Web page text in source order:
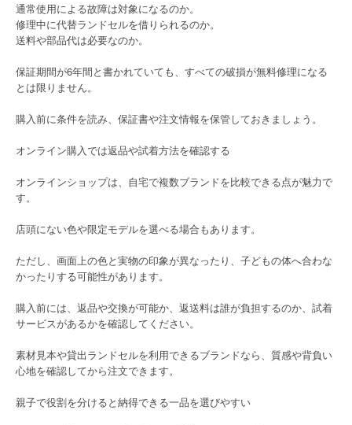
通常使用による故障は対象になるのか。
修理中に代替ランドセルを借りられるのか。
送料や部品代は必要なのか。
保証期間が6年間と書かれていても、すべての破損が無料修理になる
とは限りません。
購入前に条件を読み、保証書や注文情報を保管しておきましょう。
オンライン購入では返品や試着方法を確認する
オンラインショップは、自宅で複数ブランドを比較できる点が魅力で
す。
店頭にない色や限定モデルを選べる場合もあります。
ただし、画面上の色と実物の印象が異なったり、子どもの体へ合わな
かったりする可能性があります。
購入前には、返品や交換が可能か、返送料は誰が負担するのか、試着
サービスがあるかを確認してください。
素材見本や貸出ランドセルを利用できるブランドなら、質感や背負い
心地を確認してから注文できます。
親子で役割を分けると納得できる一品を選びやすい